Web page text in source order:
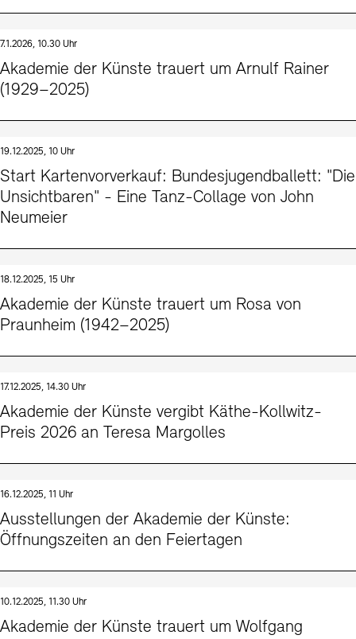
7.1.2026, 10.30 Uhr
Akademie der Künste trauert um Arnulf Rainer
(1929–2025)
19.12.2025, 10 Uhr
Start Kartenvorverkauf: Bundesjugendballett: "Die
Unsichtbaren" - Eine Tanz-Collage von John
Neumeier
18.12.2025, 15 Uhr
Akademie der Künste trauert um Rosa von
Praunheim (1942–2025)
17.12.2025, 14.30 Uhr
Akademie der Künste vergibt Käthe-Kollwitz-
Preis 2026 an Teresa Margolles
16.12.2025, 11 Uhr
Ausstellungen der Akademie der Künste:
Öffnungszeiten an den Feiertagen
10.12.2025, 11.30 Uhr
Akademie der Künste trauert um Wolfgang